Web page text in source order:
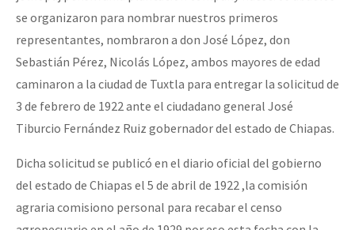
se organizaron para nombrar nuestros primeros
representantes, nombraron a don José López, don
Sebastián Pérez, Nicolás López, ambos mayores de edad
caminaron a la ciudad de Tuxtla para entregar la solicitud de
3 de febrero de 1922 ante el ciudadano general José
Tiburcio Fernández Ruiz gobernador del estado de Chiapas.
Dicha solicitud se publicó en el diario oficial del gobierno
del estado de Chiapas el 5 de abril de 1922 ,la comisión
agraria comisiono personal para recabar el censo